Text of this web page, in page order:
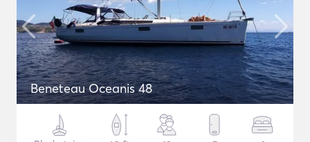
Beneteau Oceanis 48